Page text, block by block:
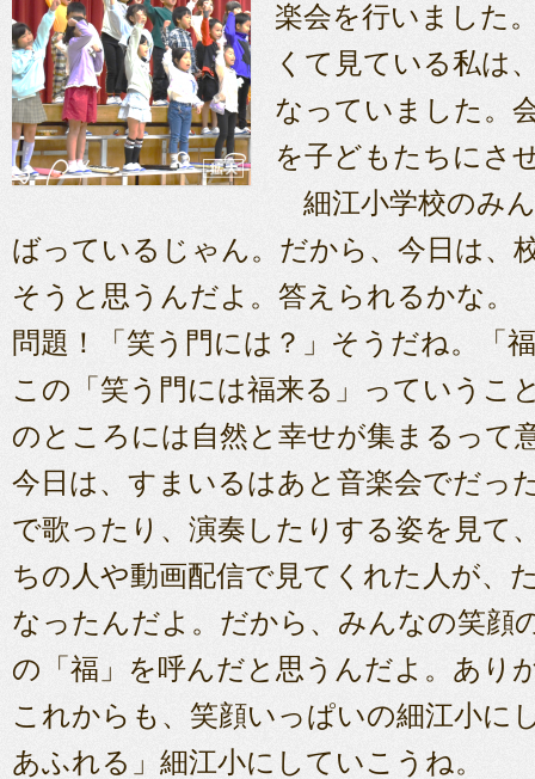
楽会を行いました
くて見ている私は
なっていました。
を子どもたちにさ
細江小学校のみ
ばっているじゃん。だから、今日は、
そうと思うんだよ。答えられるかな。
問題！「笑う門には？」そうだね。「
この「笑う門には福来る」っていうこ
のところには自然と幸せが集まるって
今日は、すまいるはあと音楽会でだっ
で歌ったり、演奏したりする姿を見て
ちの人や動画配信で見てくれた人が、
なったんだよ。だから、みんなの笑顔
の「福」を呼んだと思うんだよ。あり
これからも、笑顔いっぱいの細江小に
あふれる」細江小にしていこうね。